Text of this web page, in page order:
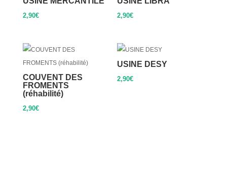
2,90€ 2,90€
COUVENT DES
FROMENTS
(réhabilité)
2,90€
USINE DESY
2,90€